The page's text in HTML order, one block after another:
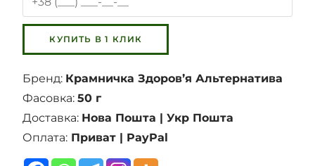
Бренд: Крамничка Здоровʼя Альтернатива
Фасовка:50 г
Доставка: Нова Пошта | Укр Пошта
Оплата: Приват | PayPal